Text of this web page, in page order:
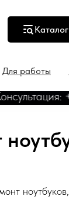
Каталог
Для работы
+7 (499)